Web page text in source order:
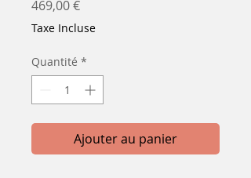
469,00 €Prix
Taxe Incluse
Quantité *
Ajouter au panier